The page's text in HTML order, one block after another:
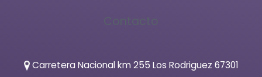
Carretera Nacional km 255 Los Rodriguez 67301